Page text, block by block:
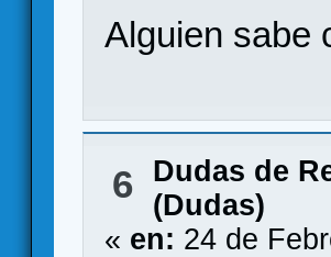
Alguien sabe
6 Dudas de
(Dudas)
« en: 24 de